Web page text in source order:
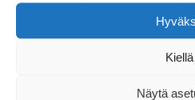
Kiellä
Näytä
Sähköposti tuula.kantola (at)
Yhtiön yhteystiedot ovat: